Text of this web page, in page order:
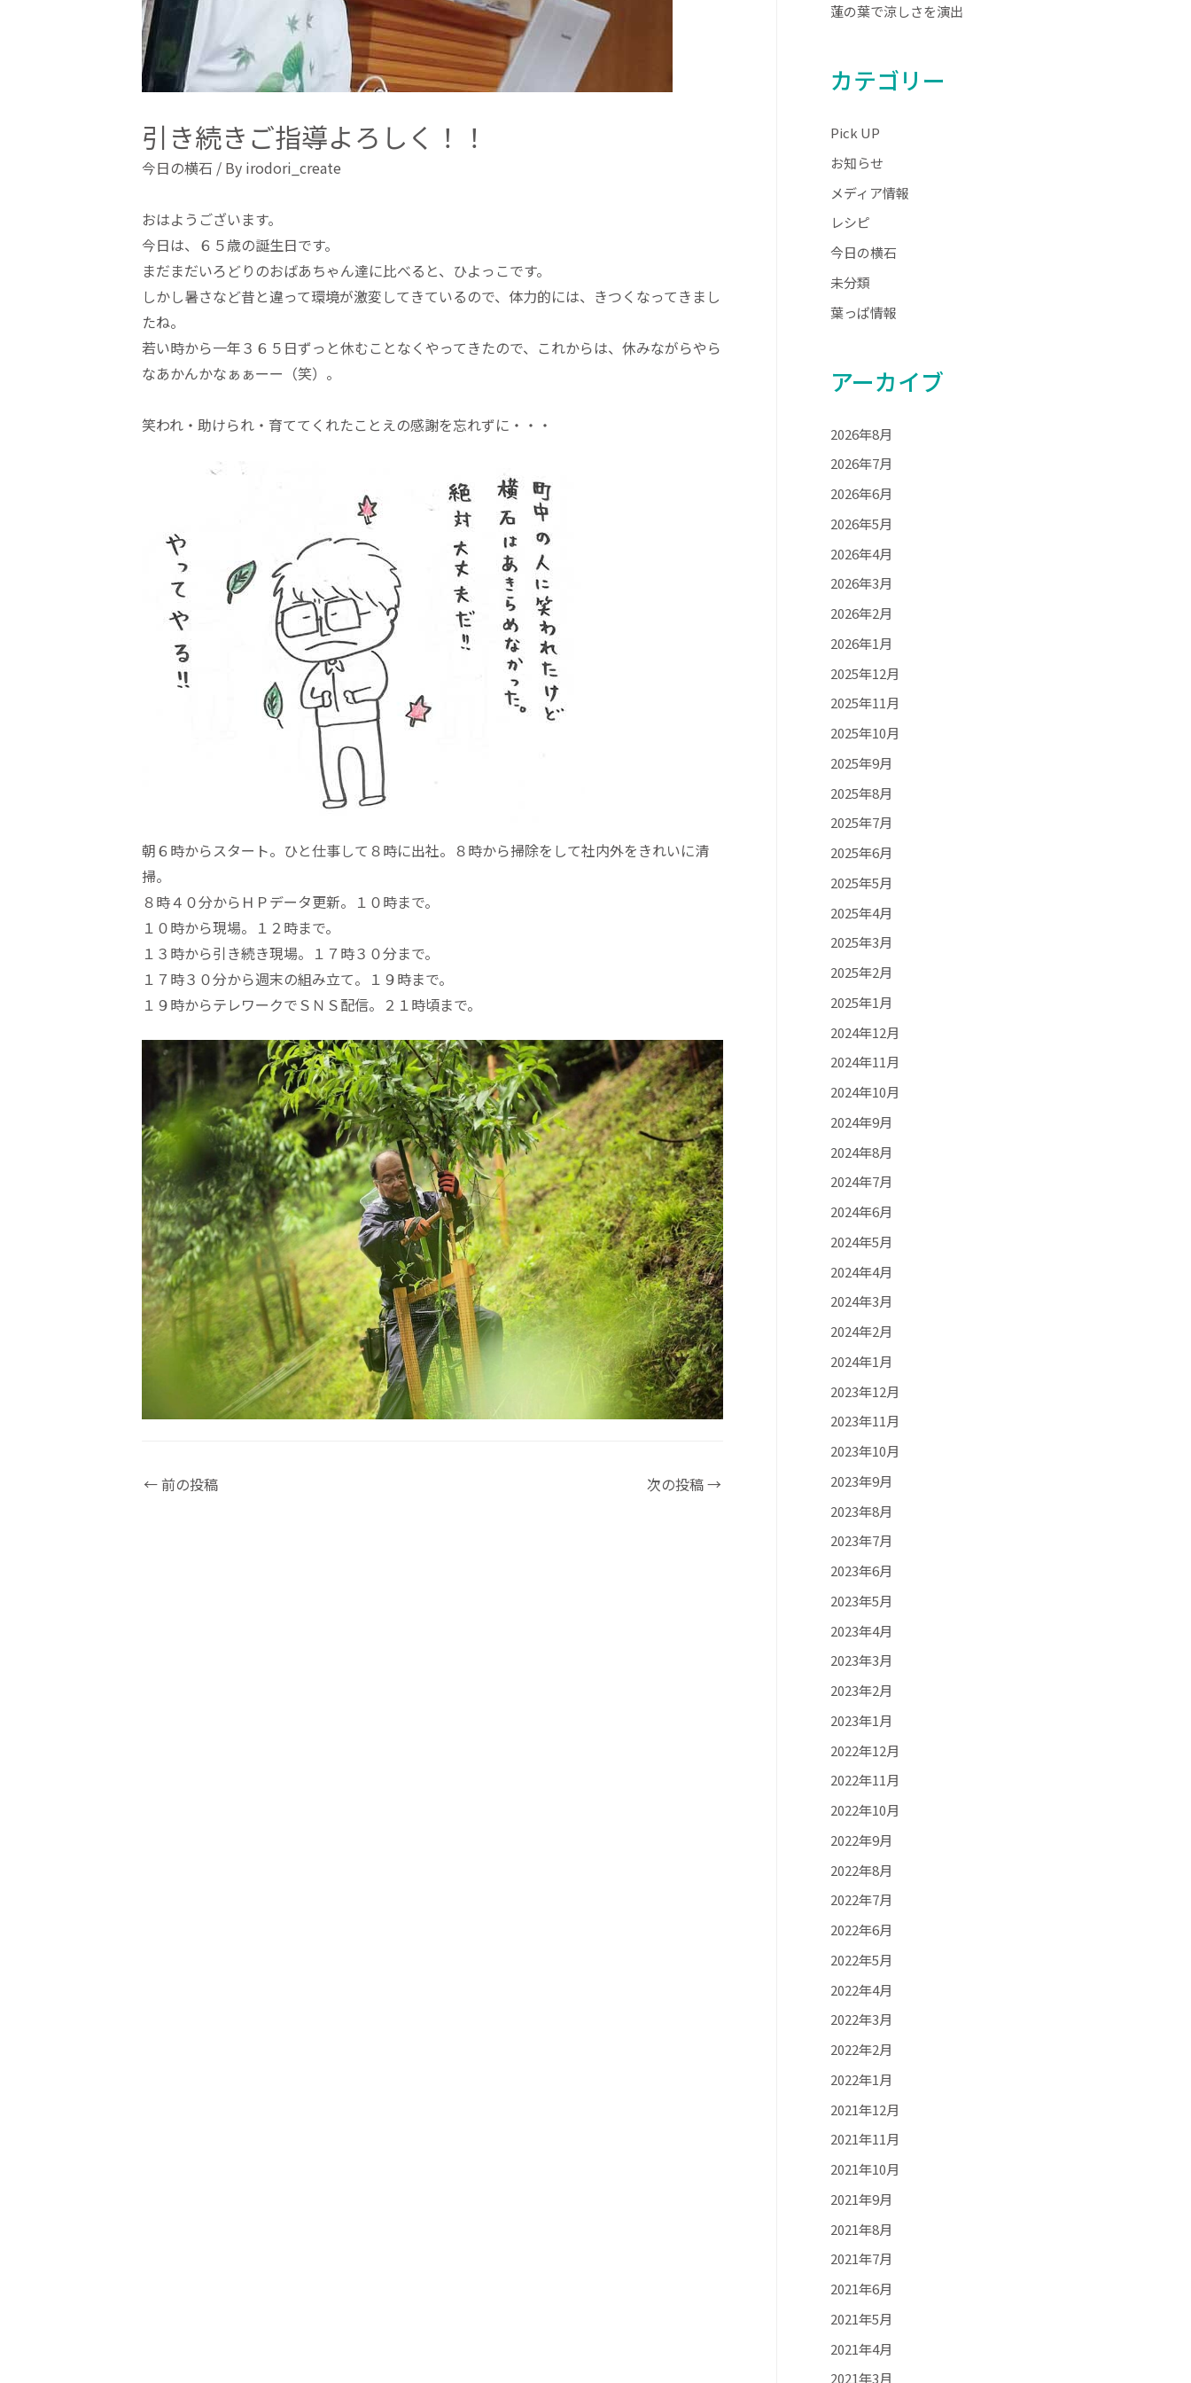
引き続きご指導よろしく！！
今日の横石 / By irodori_create
おはようございます。
今日は、６５歳の誕生日です。
まだまだいろどりのおばあちゃん達に比べると、ひよっこです。
しかし暑さなど昔と違って環境が激変してきているので、体力的には、きつくなってきまし
たね。
若い時から一年３６５日ずっと休むことなくやってきたので、これからは、休みながらやら
なあかんかなぁぁーー（笑）。
笑われ・助けられ・育ててくれたことえの感謝を忘れずに・・・
朝６時からスタート。ひと仕事して８時に出社。８時から掃除をして社内外をきれいに清
掃。
８時４０分からＨＰデータ更新。１０時まで。
１０時から現場。１２時まで。
１３時から引き続き現場。１７時３０分まで。
１７時３０分から週末の組み立て。１９時まで。
１９時からテレワークでＳＮＳ配信。２１時頃まで。
←前の投稿 次の投稿→
蓮の葉で涼しさを演出
カテゴリー
Pick UP
お知らせ
メディア情報
レシピ
今日の横石
未分類
葉っぱ情報
アーカイブ
2026年8月
2026年7月
2026年6月
2026年5月
2026年4月
2026年3月
2026年2月
2026年1月
2025年12月
2025年11月
2025年10月
2025年9月
2025年8月
2025年7月
2025年6月
2025年5月
2025年4月
2025年3月
2025年2月
2025年1月
2024年12月
2024年11月
2024年10月
2024年9月
2024年8月
2024年7月
2024年6月
2024年5月
2024年4月
2024年3月
2024年2月
2024年1月
2023年12月
2023年11月
2023年10月
2023年9月
2023年8月
2023年7月
2023年6月
2023年5月
2023年4月
2023年3月
2023年2月
2023年1月
2022年12月
2022年11月
2022年10月
2022年9月
2022年8月
2022年7月
2022年6月
2022年5月
2022年4月
2022年3月
2022年2月
2022年1月
2021年12月
2021年11月
2021年10月
2021年9月
2021年8月
2021年7月
2021年6月
2021年5月
2021年4月
2021年3月